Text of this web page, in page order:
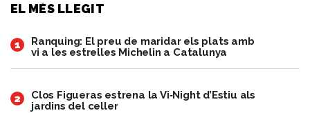
EL MÉS LLEGIT
1
Ranquing: El preu de maridar els plats amb
vi a les estrelles Michelin a Catalunya
2
Clos Figueras estrena la Vi‑Night d’Estiu als
jardins del celler